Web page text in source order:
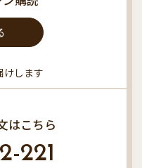
けします
はこちら
221